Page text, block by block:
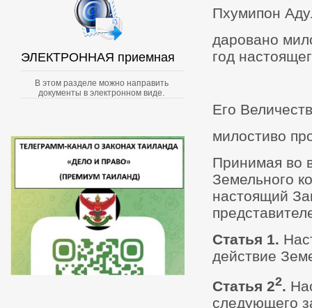
ЭЛЕКТРОННАЯ приемная
В этом разделе можно направить
документы в электронном виде.
Пхумипон
даровано
год
Его
милостиво
Принимая во
Земельного
настоящий
Статья 1.
действие
Статья 22.
следующего